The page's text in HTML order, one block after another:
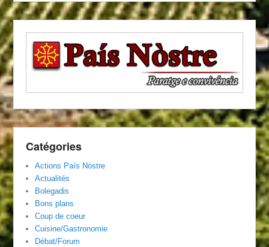
Catégories
Actions País Nòstre
Actualités
Bolegadis
Bons plans
Coup de coeur
Cuisine/Gastronomie
Débat/Forum